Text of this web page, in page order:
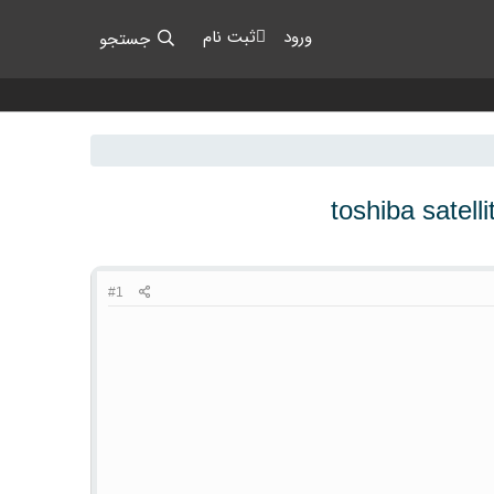
ورود ثبت نام جستجو
toshiba
#1